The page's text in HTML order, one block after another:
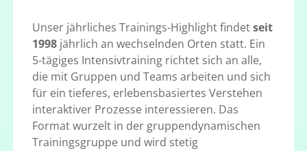
Unser jährliches Trainings-Highlight findetseit
1998jährlich an wechselnden Orten statt. Ein
5-tägiges Intensivtraining richtet sich an alle,
die mit Gruppen und Teams arbeiten und sich
für ein tieferes, erlebensbasiertes Verstehen
interaktiver Prozesse interessieren. Das
Format wurzelt in der gruppendynamischen
Trainingsgruppe und wird stetig